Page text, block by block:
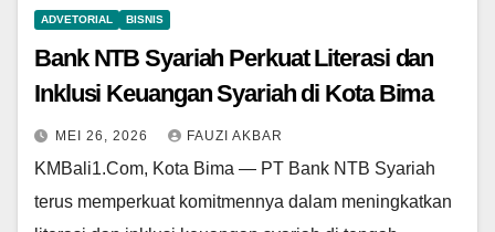
ADVETORIAL BISNIS
Bank NTB Syariah Perkuat Literasi dan
Inklusi Keuangan Syariah di Kota Bima
MEI 26, 2026 FAUZI AKBAR
KMBali1.Com, Kota Bima — PT Bank NTB Syariah
terus memperkuat komitmennya dalam meningkatkan